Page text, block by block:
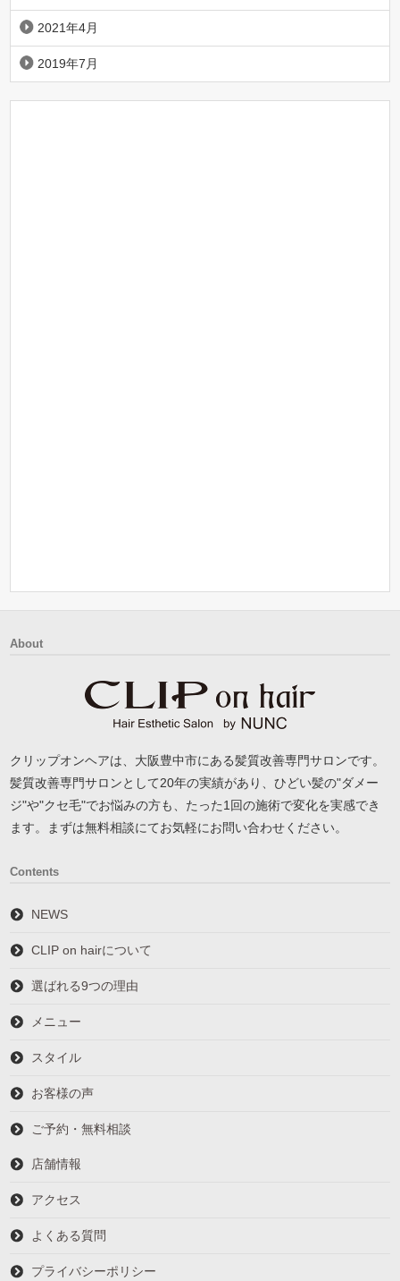
2021年4月
2019年7月
About
クリップオンヘアは、大阪豊中市にある髪質改善専門サロンです。
髪質改善専門サロンとして20年の実績があり、ひどい髪の"ダメー
ジ"や"クセ毛"でお悩みの方も、たった1回の施術で変化を実感でき
ます。まずは無料相談にてお気軽にお問い合わせください。
Contents
NEWS
CLIP on hairについて
選ばれる9つの理由
メニュー
スタイル
お客様の声
ご予約・無料相談
店舗情報
アクセス
よくある質問
プライバシーポリシー